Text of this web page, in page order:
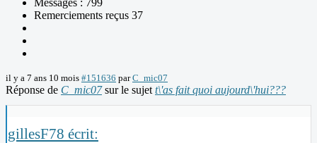
Messages : 799
Remerciements reçus 37
il y a 7 ans 10 mois #151636 parC_mic07
Réponse de C_mic07sur le sujet t\'as fait quoi aujourd\'hui???
gillesF78 écrit: